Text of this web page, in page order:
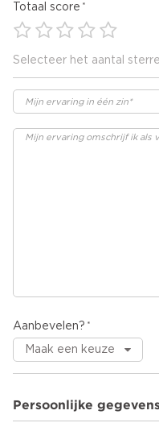
Totaal score
Selecteer het aantal
Aanbevelen?
Persoonlijke